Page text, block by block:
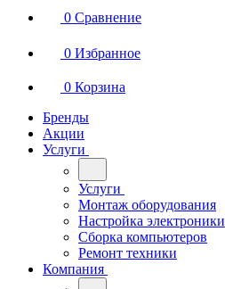
0 Сравнение
0 Избранное
0 Корзина
Бренды
Акции
Услуги
Услуги
Монтаж оборудования
Настройка электроники
Сборка компьютеров
Ремонт техники
Компания